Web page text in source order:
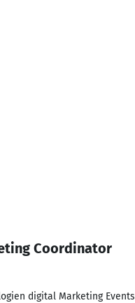
Coordinator
digital Marketing Events